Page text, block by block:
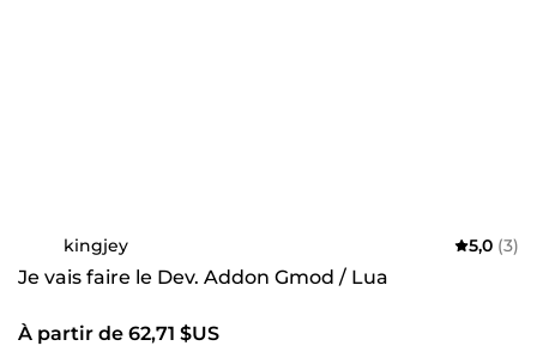
kingjey 5,0 (3)
Je vais faire le Dev. Addon Gmod / Lua
À partir de 62,71 $US